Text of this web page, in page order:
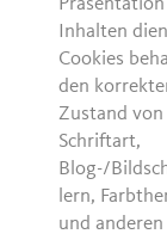
Inhalten
Cookies
den
Zustand von
Schriftart,
Blog-/
lern,
und anderen